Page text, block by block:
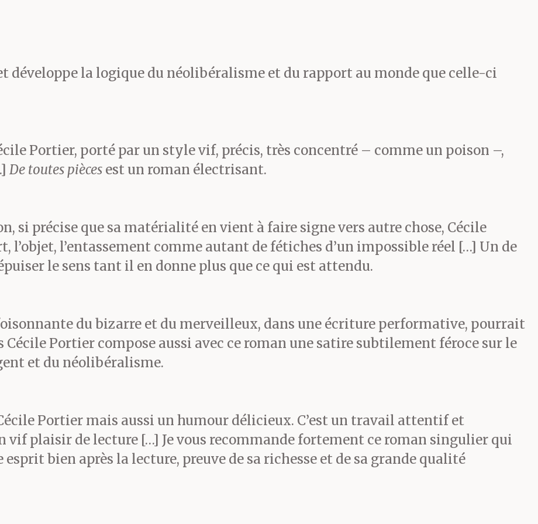
plaisanterie existe aussi, de manière
certaines poches reculées du
Ça ne fera pâlir personne de
la base, il en faut toujours un.
non négociable. C’est juste la preuve
a versélà-dedans.
pas n’importe lequel. Envoyé en
par le si bien nommé capitaine
Ancien Naturalisé Connu — on a
:le pot au lait surchauffé des
développe la logique du néolibéralisme et du rapport au monde que celle-ci
Portier, porté par un style vif, précis, très concentré – comme un poison –,
De toutes pièces est un roman électrisant.
si précise que sa matérialité en vient à faire signe vers autre chose, Cécile
l’objet, l’entassement comme autant de fétiches d’un impossible réel […] Un de
le sens tant il en donne plus que ce qui est attendu.
du bizarre et du merveilleux, dans une écriture performative, pourrait
Portier compose aussi avec ce roman une satire subtilement féroce sur le
et du néolibéralisme.
Portier mais aussi un humour délicieux. C’est un travail attentif et
vif plaisir de lecture […] Je vous recommande fortement ce roman singulier qui
bien après la lecture, preuve de sa richesse et de sa grande qualité